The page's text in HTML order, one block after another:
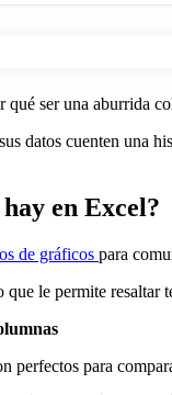
qué ser una aburrida
datos cuenten una
en Excel?
de gráficos para
le permite
perfectos para